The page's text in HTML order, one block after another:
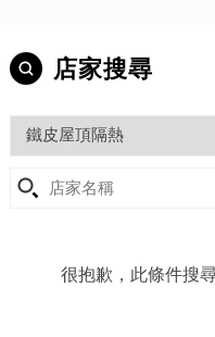
店家搜尋
很抱歉，此條件搜